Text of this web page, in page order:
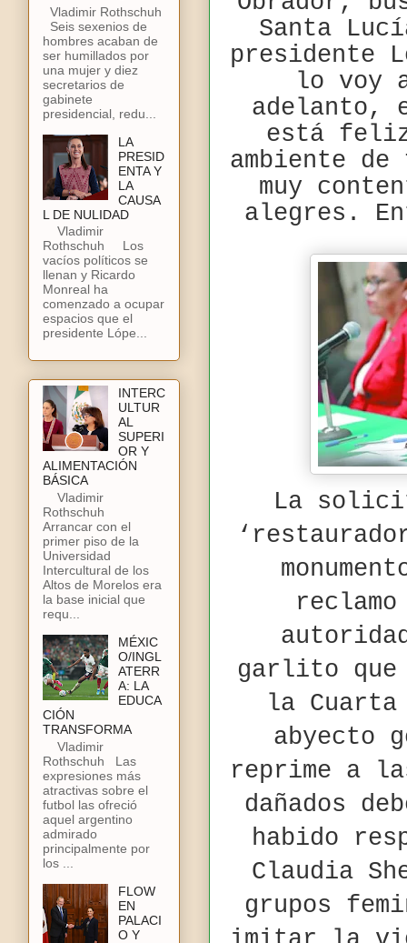
Santa
presidente
lo voy
adelanto,
está
ambiente
muy
alegres.
La
garlito que
la Cuarta
abyecto
reprime a
dañados
habido
Claudia
grupos
Vladimir Rothschuh
Seis sexenios de
hombres acaban de
ser humillados por
una mujer y diez
secretarios de
gabinete
presidencial, redu...
LA
PRESID
ENTA Y
LA
CAUSA
L DE NULIDAD
Vladimir
Rothschuh Los
vacíos políticos se
llenan y Ricardo
Monreal ha
comenzado a ocupar
espacios que el
presidente Lópe...
INTERC
ULTUR
AL
SUPERI
OR Y
ALIMENTACIÓN
BÁSICA
Vladimir
Rothschuh
Arrancar con el
primer piso de la
Universidad
Intercultural de los
Altos de Morelos era
la base inicial que
requ...
MÉXIC
O/INGL
ATERR
A: LA
EDUCA
CIÓN
TRANSFORMA
Vladimir
Rothschuh Las
expresiones más
atractivas sobre el
futbol las ofreció
aquel argentino
admirado
principalmente por
los ...
FLOW
EN
PALACI
O Y